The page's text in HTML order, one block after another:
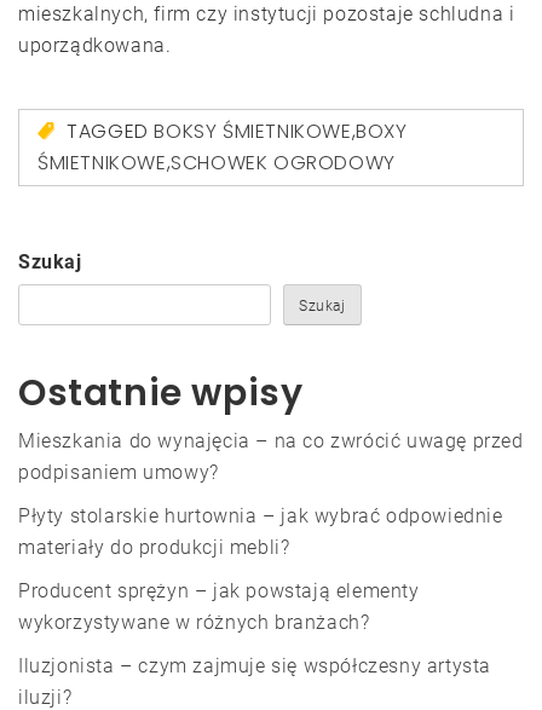
mieszkalnych, firm czy instytucji pozostaje schludna i
uporządkowana.
TAGGEDBOKSY ŚMIETNIKOWE,BOXY
ŚMIETNIKOWE,SCHOWEK OGRODOWY
Szukaj
Szukaj
Ostatnie wpisy
Mieszkania do wynajęcia – na co zwrócić uwagę przed
podpisaniem umowy?
Płyty stolarskie hurtownia – jak wybrać odpowiednie
materiały do produkcji mebli?
Producent sprężyn – jak powstają elementy
wykorzystywane w różnych branżach?
Iluzjonista – czym zajmuje się współczesny artysta
iluzji?